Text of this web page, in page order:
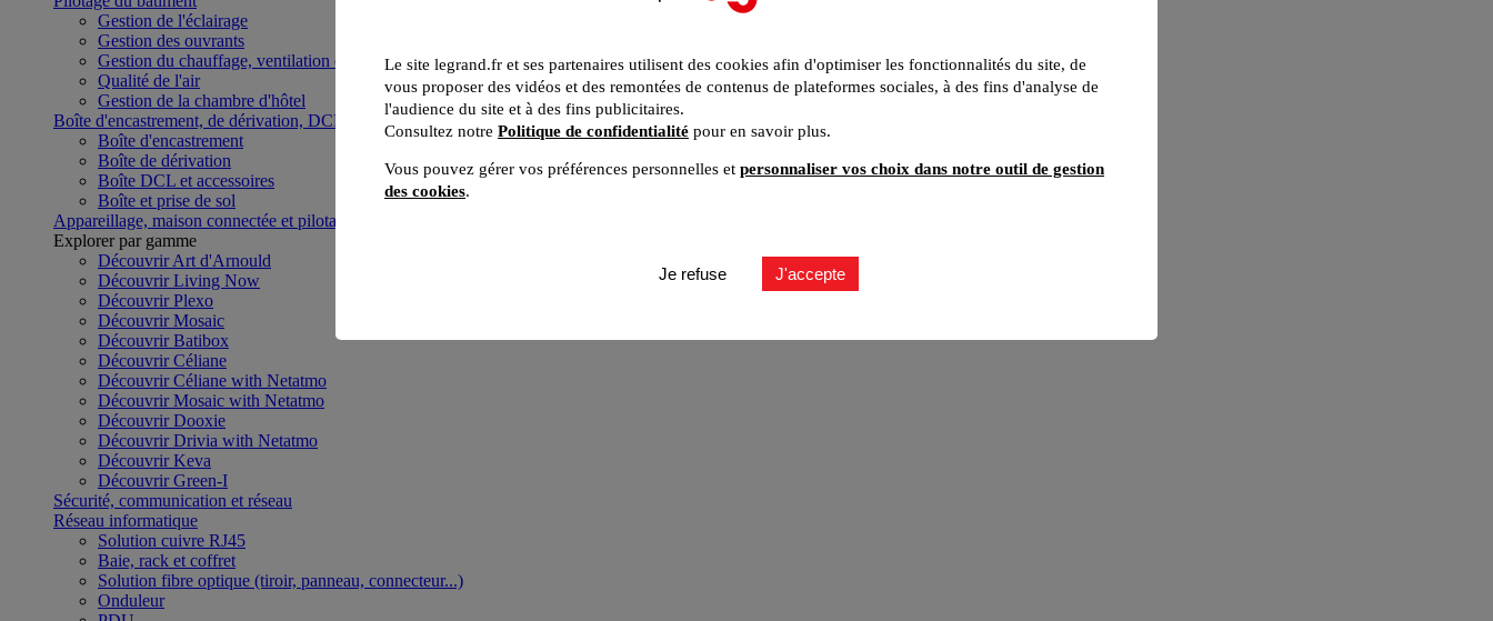
Gestion de l'éclairage
Gestion des ouvrants
Gestion du chauffage, ventilation et climatisation
Qualité de l'air
Gestion de la chambre d'hôtel
Boîte d'encastrement, de dérivation, DCL et boîte de sol
Boîte d'encastrement
Boîte de dérivation
Boîte DCL et accessoires
Boîte et prise de sol
Appareillage, maison connectée et pilotage du bâtiment
Explorer par gamme
Découvrir Art d'Arnould
Découvrir Living Now
Découvrir Plexo
Découvrir Mosaic
Découvrir Batibox
Découvrir Céliane
Découvrir Céliane with Netatmo
Découvrir Mosaic with Netatmo
Découvrir Dooxie
Découvrir Drivia with Netatmo
Découvrir Keva
Découvrir Green-I
Sécurité, communication et réseau
Réseau informatique
Solution cuivre RJ45
Baie, rack et coffret
Solution fibre optique (tiroir, panneau, connecteur...)
Onduleur
Le site legrand.fr et ses partenaires utilisent des cookies afin d'optimiser les fonctionnalités du site, de
vous proposer des vidéos et des remontées de contenus de plateformes sociales, à des fins d'analyse de
l'audience du site et à des fins publicitaires.
Consultez notre Politique de confidentialité pour en savoir plus.
Vous pouvez gérer vos préférences personnelles et personnaliser vos choix dans notre outil de gestion
des cookies.
Je refuse J'accepte